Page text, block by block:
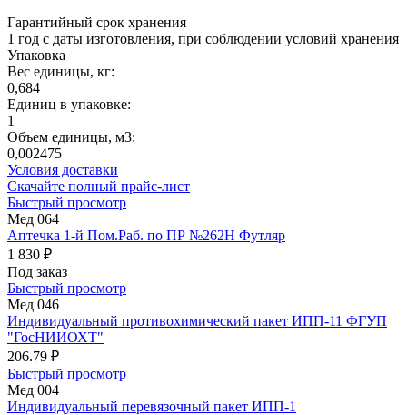
Гарантийный срок хранения
1 год с даты изготовления, при соблюдении условий хранения
Упаковка
Вес единицы, кг:
0,684
Единиц в упаковке:
1
Объем единицы, м3:
0,002475
Условия доставки
Скачайте полный прайс-лист
Быстрый просмотр
Мед 064
Аптечка 1-й Пом.Раб. по ПР №262Н Футляр
1 830 ₽
Под заказ
Быстрый просмотр
Мед 046
Индивидуальный противохимический пакет ИПП-11 ФГУП
"ГосНИИОХТ"
206.79 ₽
Быстрый просмотр
Мед 004
Индивидуальный перевязочный пакет ИПП-1